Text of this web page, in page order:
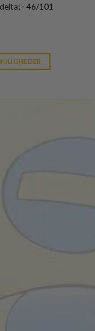
- 46/101
39,95.